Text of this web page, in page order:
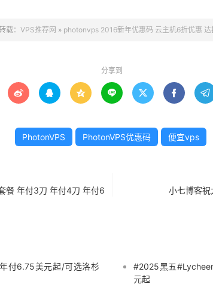
载： VPS推荐网 » photonvps 2016新年优惠码 云主机6折优惠 达
分享到
      
PhotonVPS PhotonVPS优惠码 便宜vps
餐 年付3刀 年付4刀 年付6
小七博客
付6.75美元起/可选洛杉
#2025黑五
元起